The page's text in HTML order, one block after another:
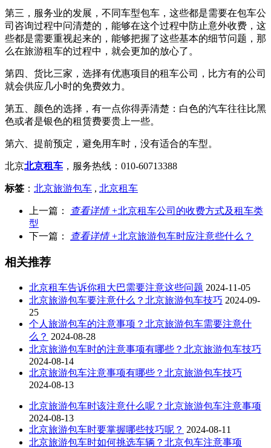
第三，服务业的发展，不同车型包车，这些都是需要在包车公
司咨询过程中问清楚的，能够在这个过程中防止意外收费，这
些都是需要重视起来的，能够把握了这些基本的细节问题，那
么在旅游租车的过程中，就会更加的放心了。
第四、货比三家，选择有优惠项目的租车公司，比方有的公司
就会供应几小时的免费效力。
第五、颜色的选择，有一点你得弄清楚：白色的汽车往往比黑
色或者是银色的租赁费要贵上一些。
第六、提前预定，避免用车时，没有适合的车型。
北京北京租车 ，服务热线：010-60713388
标签 ： 北京旅游包车 , 北京租车
上一篇： 查看详情 +北京租车公司的收费方式及租车类
型
下一篇：
查看详情 +北京旅游包车时应注意些什么？
相关推荐
北京租车告诉你租大巴需要注意这些问题 2024-11-05
北京旅游包车要注意什么？北京旅游包车技巧 2024-09-
25
个人旅游包车的注意事项？北京旅游包车需要注意什
么？ 2024-08-28
北京旅游包车时的注意事项有哪些？北京旅游包车技巧
2024-08-14
北京旅游包车注意事项有哪些？北京旅游包车技巧
2024-08-13
北京旅游包车时该注意什么呢？北京旅游包车注意事项
2024-08-13
北京旅游包车时要掌握哪些技巧呢？ 2024-08-11
北京旅游包车时如何挑选车辆？北京包车注意事项